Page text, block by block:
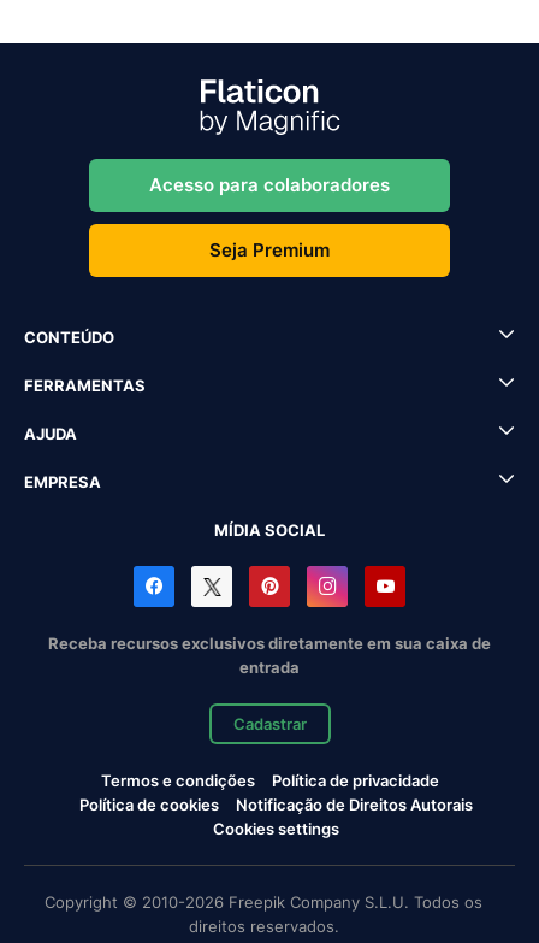
Acesso para colaboradores
Seja Premium
CONTEÚDO
FERRAMENTAS
AJUDA
EMPRESA
MÍDIA SOCIAL
Receba recursos exclusivos diretamente em sua caixa de
entrada
Cadastrar
Termos e condições
Política de privacidade
Política de cookies
Notificação de Direitos Autorais
Cookies settings
Copyright © 2010-2026 Freepik Company S.L.U. Todos os
direitos reservados.